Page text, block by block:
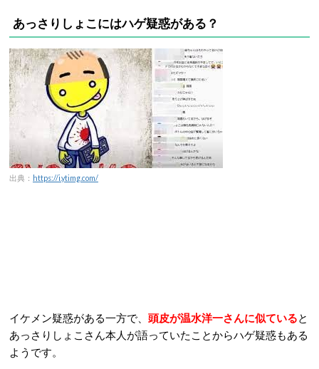
あっさりしょこにはハゲ疑惑がある？
出典： https://i.ytimg.com/
イケメン疑惑がある一方で、 頭皮が温水洋一さんに似ていると
あっさりしょこさん本人が語っていたことからハゲ疑惑もある
ようです。